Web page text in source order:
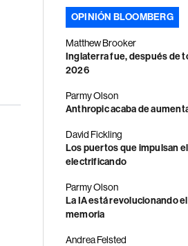
OPINIÓN BLOOMBERG
Matthew Brooker
Inglaterra fue, después de
2026
Parmy Olson
Anthropic acaba de
David Fickling
Los puertos que impulsan
electrificando
Parmy Olson
La IA está revolucionando
memoria
Andrea Felsted